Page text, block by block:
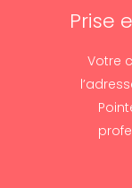
Prise
Votre